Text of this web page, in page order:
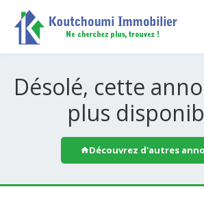
Désolé, cette
plus
Découvrez d'autres